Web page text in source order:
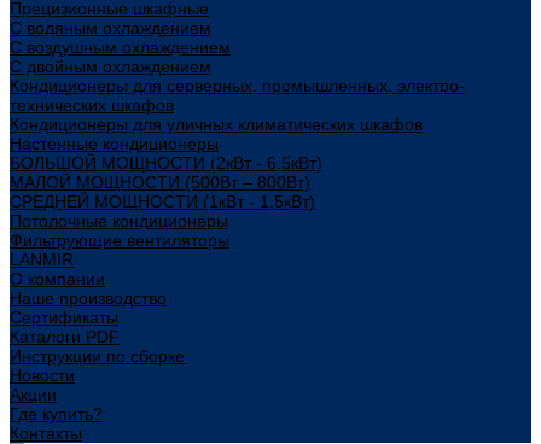
Прецизионные шкафные
С водяным охлаждением
С воздушным охлаждением
С двойным охлаждением
Кондиционеры для серверных, промышленных, электро-
технических шкафов
Кондиционеры для уличных климатических шкафов
Настенные кондиционеры
БОЛЬШОЙ МОЩНОСТИ (2кВт - 6,5кВт)
МАЛОЙ МОЩНОСТИ (500Вт – 800Вт)
СРЕДНЕЙ МОЩНОСТИ (1кВт - 1,5кВт)
Потолочные кондиционеры
Фильтрующие вентиляторы
LANMIR
О компании
Наше производство
Сертификаты
Каталоги PDF
Инструкции по сборке
Новости
Акции
Где купить?
Контакты